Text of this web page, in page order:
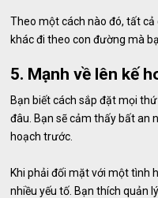
Theo một cách nào đó, tất
khác đi theo con đường mà
5. Mạnh về lên kế
Bạn biết cách sắp đặt mọi
đâu. Bạn sẽ cảm thấy bất an
hoạch trước.
Khi phải đối mặt với một tình
nhiều yếu tố. Bạn thích quản